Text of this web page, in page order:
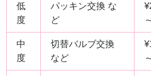
低
度
パッキン交換 な
ど
～
中
度
切替バルブ交換
など
～